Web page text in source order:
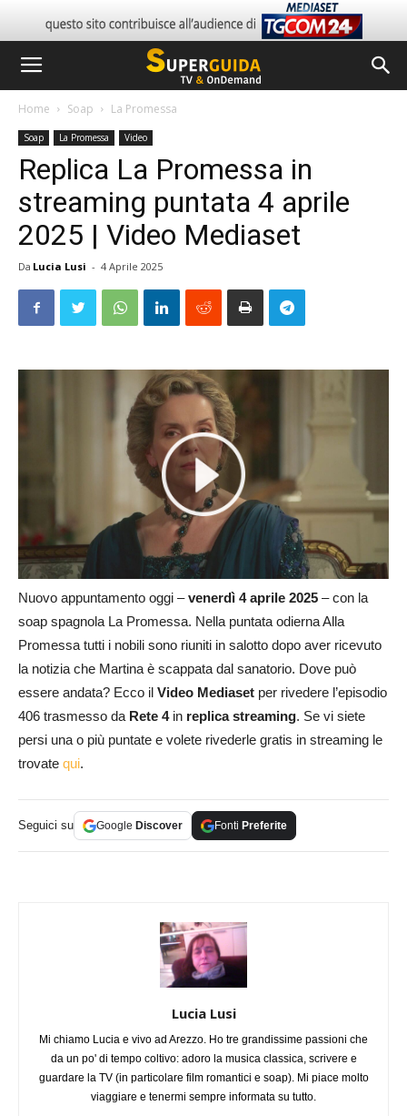
Home Soap La Promessa
Soap La Promessa Video
Replica La Promessa in
streaming puntata 4 aprile
2025 | Video Mediaset
Da Lucia Lusi - 4 Aprile 2025
Nuovo appuntamento oggi –venerdì 4 aprile 2025 – con la
soap spagnola La Promessa. Nella puntata odierna Alla
Promessa tutti i nobili sono riuniti in salotto dopo aver ricevuto
la notizia che Martina è scappata dal sanatorio. Dove può
essere andata? Ecco il Video Mediaset per rivedere l’episodio
406 trasmesso da Rete 4in replica streaming. Se vi siete
persi una o più puntate e volete rivederle gratis in streaming le
trovate qui.
Seguici su Google Discover Fonti Preferite
Lucia Lusi
Mi chiamo Lucia e vivo ad Arezzo. Ho tre grandissime passioni che
da un po' di tempo coltivo: adoro la musica classica, scrivere e
guardare la TV (in particolare film romantici e soap). Mi piace molto
viaggiare e tenermi sempre informata su tutto.